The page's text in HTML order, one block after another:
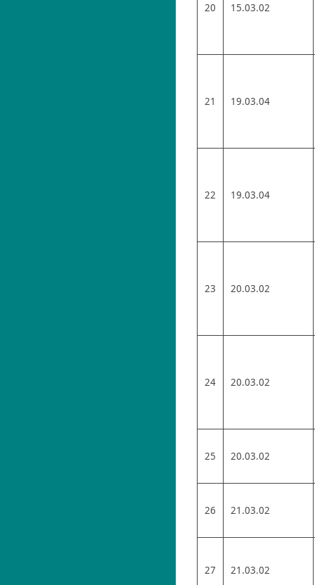
20 15.03.02
21 19.03.04
22 19.03.04
23 20.03.02
24 20.03.02
25 20.03.02
26 21.03.02
27 21.03.02